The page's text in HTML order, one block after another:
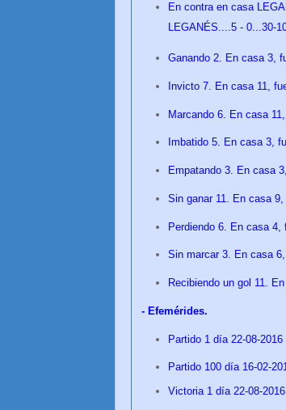
En contra en casa
LEGANÉS....5 - 0...30-
Ganando 2. En casa 3,
Invicto 7. En casa 11,
Marcando 6. En casa 11,
Imbatido 5. En casa 3,
Empatando 3. En casa
Sin ganar 11. En casa 9,
Perdiendo 6. En casa 4,
Sin marcar 3. En casa
Recibiendo un gol 11.
- Efemérides.
Partido 1 día 22-08-
Partido 100 día 16-02-
Victoria 1 día 22-08-